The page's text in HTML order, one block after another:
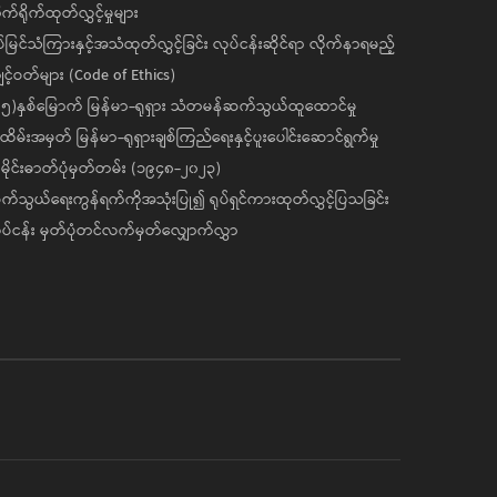
ရိုက်ထုတ်လွှင့်မှုများ
မြင်သံကြားနှင့်အသံထုတ်လွှင့်ခြင်း လုပ်ငန်းဆိုင်ရာ လိုက်နာရမည့်
ဝတ်များ (Code of Ethics)
)နှစ်မြောက် မြန်မာ-ရုရှား သံတမန်ဆက်သွယ်ထူထောင်မှု
းအမှတ် မြန်မာ-ရုရှားချစ်ကြည်ရေးနှင့်ပူးပေါင်းဆောင်ရွက်မှု
င်းဓာတ်ပုံမှတ်တမ်း (၁၉၄၈-၂၀၂၃)
သွယ်ရေးကွန်ရက်ကိုအသုံးပြု၍ ရုပ်ရှင်ကားထုတ်လွှင့်ပြသခြင်း
ငန်း မှတ်ပုံတင်လက်မှတ်လျှောက်လွှာ